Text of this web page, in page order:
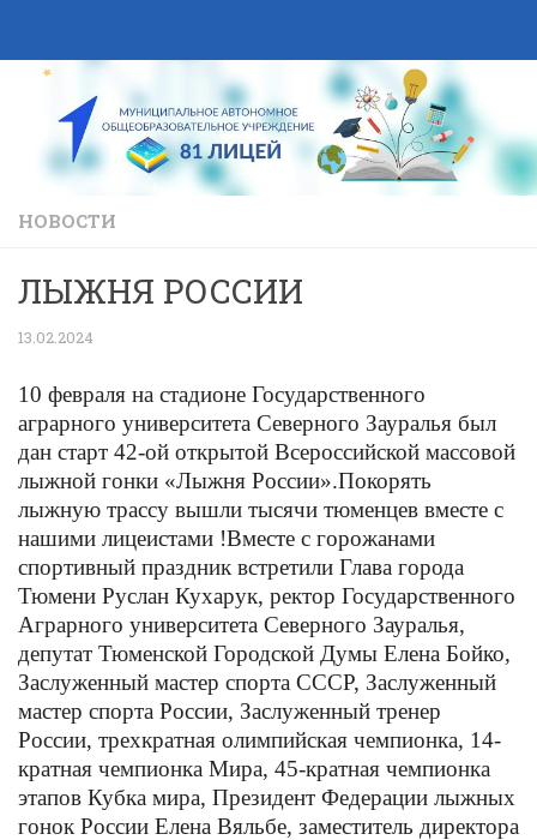
НОВОСТИ
ЛЫЖНЯ РОССИИ
13.02.2024
10 февраля на стадионе Государственного
аграрного университета Северного Зауралья был
дан старт 42-ой открытой Всероссийской массовой
лыжной гонки «Лыжня России».Покорять
лыжную трассу вышли тысячи тюменцев вместе с
нашими лицеистами !Вместе с горожанами
спортивный праздник встретили Глава города
Тюмени Руслан Кухарук, ректор Государственного
Аграрного университета Северного Зауралья,
депутат Тюменской Городской Думы Елена Бойко,
Заслуженный мастер спорта СССР, Заслуженный
мастер спорта России, Заслуженный тренер
России, трехкратная олимпийская чемпионка, 14-
кратная чемпионка Мира, 45-кратная чемпионка
этапов Кубка мира, Президент Федерации лыжных
гонок России Елена Вяльбе, заместитель директора